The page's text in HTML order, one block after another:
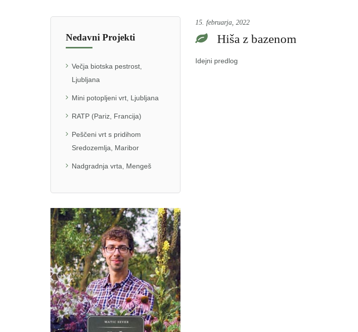
15. februarja, 2022
Hiša z bazenom
Idejni predlog
Nedavni Projekti
Večja biotska pestrost,
Ljubljana
Mini potopljeni vrt, Ljubljana
RATP (Pariz, Francija)
Peščeni vrt s pridihom
Sredozemlja, Maribor
Nadgradnja vrta, Mengeš